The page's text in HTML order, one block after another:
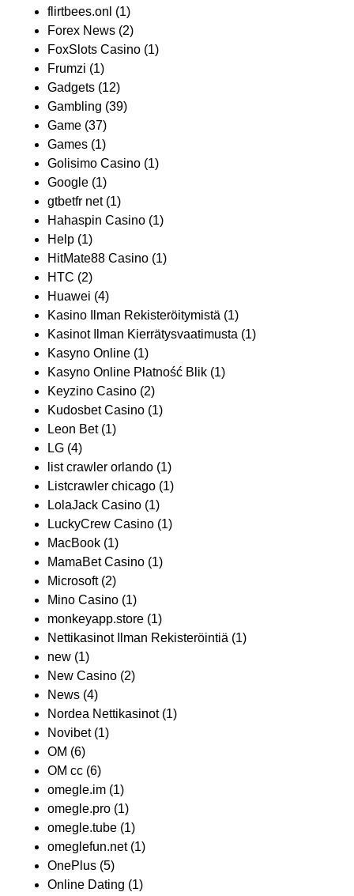
flirtbees.onl (1)
Forex News (2)
FoxSlots Casino (1)
Frumzi (1)
Gadgets (12)
Gambling (39)
Game (37)
Games (1)
Golisimo Casino (1)
Google (1)
gtbetfr net(1)
Hahaspin Casino (1)
Help (1)
HitMate88 Casino (1)
HTC (2)
Huawei (4)
Kasino Ilman Rekisteröitymistä (1)
Kasinot Ilman Kierrätysvaatimusta (1)
Kasyno Online (1)
Kasyno Online Płatność Blik (1)
Keyzino Casino (2)
Kudosbet Casino (1)
Leon Bet(1)
LG (4)
list crawler orlando (1)
Listcrawler chicago (1)
LolaJack Casino (1)
LuckyCrew Casino (1)
MacBook (1)
MamaBet Casino (1)
Microsoft(2)
Mino Casino (1)
monkeyapp.store (1)
Nettikasinot Ilman Rekisteröintiä (1)
new (1)
New Casino (2)
News (4)
Nordea Nettikasinot(1)
Novibet(1)
OM (6)
OM cc (6)
omegle.im (1)
omegle.pro (1)
omegle.tube (1)
omeglefun.net(1)
OnePlus (5)
Online Dating (1)